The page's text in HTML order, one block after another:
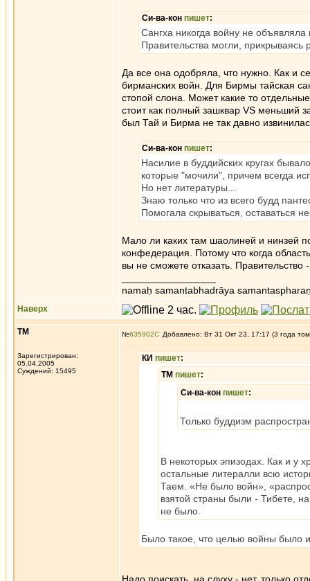
Си-ва-кон пишет:
Сангха никогда войну не
Правительства могли, прикрываясь
Да все она одобряла, что нужно. Как и
бирманских войн. Для Бирмы тайская
стопой слона. Может какие то
стоит как полный зашквар VS меньший
был Тай и Бирма не так давно
Си-ва-кон пишет:
Насилие в буддийских кругах
которые "мочили", причем всегда
Но нет литературы...
Знаю только что из всего будд
Помогала скрываться, оставаться
Мало ли каких там шаолиней и нинзей
конфедерация. Потому что когда
вы не сможете отказать. Правительство
namaḥ samantabhadrāya
Наверх
ТМ
Зарегистрирован:
05.04.2005
Суждений: 15495
№635902 Добавлено: Вт 31 Окт 23, 17:17 (3 года
КИ пишет:
ТМ пишет:
Си-ва-кон пишет:
Только буддизм
В некоторых эпизодах. Как и у
остальные литералли всю
Таем. «Не было войн»,
взятой страны были - Тибете,
не было.
Было такое, что целью войны было